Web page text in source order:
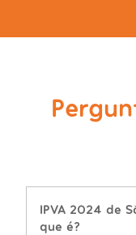
IPVA 2024 de
que é?